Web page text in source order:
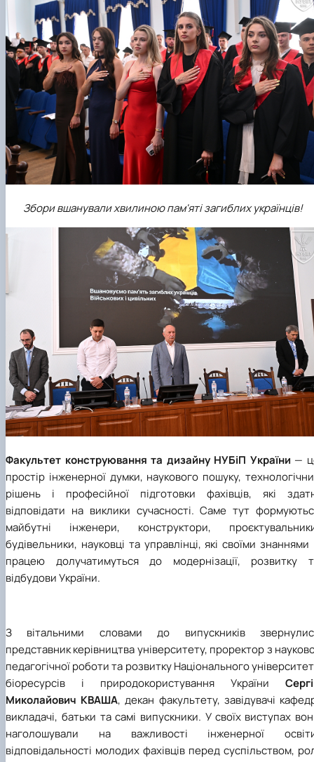
Збори вшанували хвилиною пам'яті загиблих українців!
Факультет конструювання та дизайну НУБіП України —
простір інженерної думки, наукового пошуку,
рішень і професійної підготовки фахівців, які
відповідати на виклики сучасності. Саме тут
майбутні інженери, конструктори,
будівельники, науковці та управлінці, які своїми знаннями
працею долучатимуться до модернізації, розвитку
відбудови України.
З вітальними словами до випускників
представник керівництва університету, проректор з
педагогічної роботи та розвитку Національного
біоресурсів і природокористування України
Миколайович КВАША, декан факультету, завідувачі
викладачі, батьки та самі випускники. У своїх виступах
наголошували на важливості інженерної
відповідальності молодих фахівців перед суспільством,